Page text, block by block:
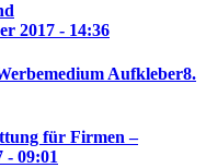
2017 - 14:36
Aufkleber8.
für Firmen –
- 09:01